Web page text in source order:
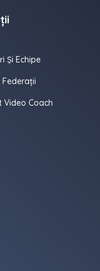
Și Echipe
Federații
Video Coach